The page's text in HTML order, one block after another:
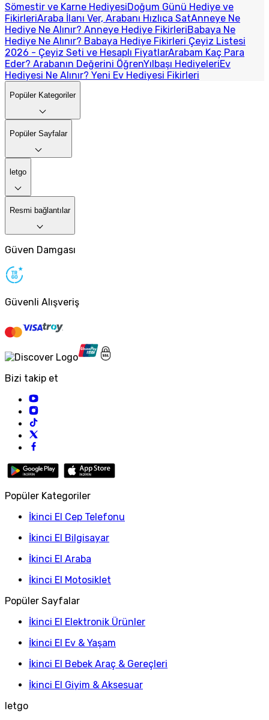
Sömestir ve Karne HediyesiDoğum Günü Hediye ve
FikirleriAraba İlanı Ver, Arabanı Hızlıca SatAnneye Ne
Hediye Ne Alınır? Anneye Hediye FikirleriBabaya Ne
Hediye Ne Alınır? Babaya Hediye Fikirleri Çeyiz Listesi
2026 - Çeyiz Seti ve Hesaplı FiyatlarArabam Kaç Para
Eder? Arabanın Değerini ÖğrenYılbaşı HediyeleriEv
Hediyesi Ne Alınır? Yeni Ev Hediyesi Fikirleri
Popüler Kategoriler
Popüler Sayfalar
letgo
Resmi bağlantılar
Güven Damgası
Güvenli Alışveriş
Bizi takip et
Popüler Kategoriler
İkinci El Cep Telefonu
İkinci El Bilgisayar
İkinci El Araba
İkinci El Motosiklet
Popüler Sayfalar
İkinci El Elektronik Ürünler
İkinci El Ev & Yaşam
İkinci El Bebek Araç & Gereçleri
İkinci El Giyim & Aksesuar
letgo